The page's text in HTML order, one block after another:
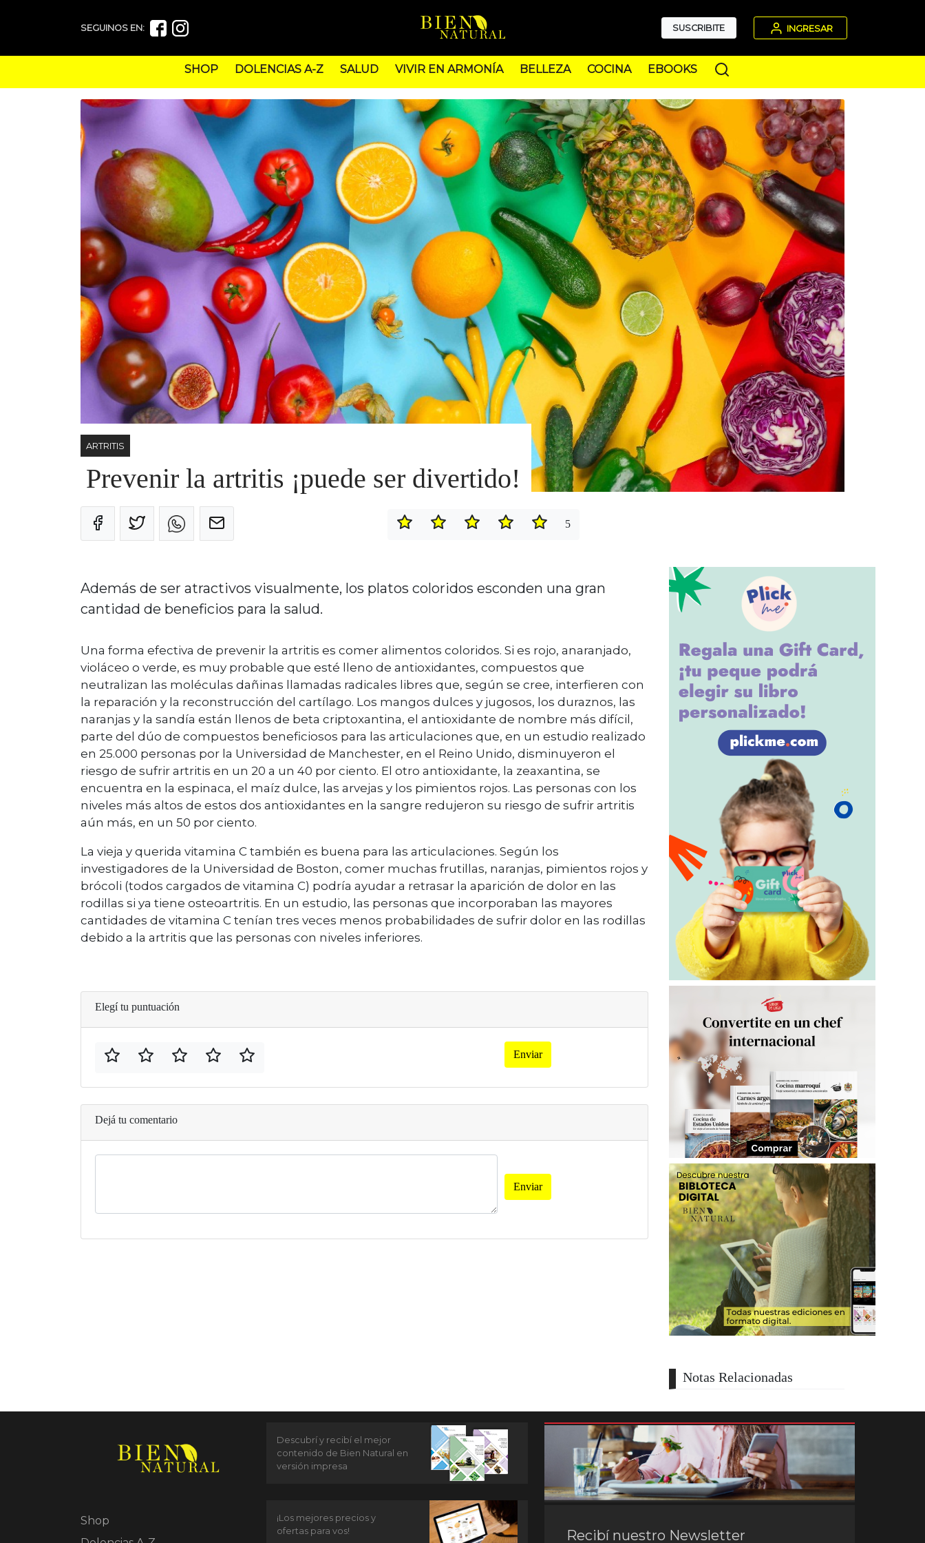
SEGUINOS EN: SUSCRIBITE INGRESAR
SHOP DOLENCIAS A-Z SALUD VIVIR EN ARMONÍA BELLEZA COCINA EBOOKS
ARTRITIS
Prevenir la artritis ¡puede ser divertido!
5
Además de ser atractivos visualmente, los platos coloridos esconden una gran
cantidad de beneficios para la salud.
Una forma efectiva de prevenir la artritis es comer alimentos coloridos. Si es rojo, anaranjado,
violáceo o verde, es muy probable que esté lleno de antioxidantes, compuestos que
neutralizan las moléculas dañinas llamadas radicales libres que, según se cree, interfieren con
la reparación y la reconstrucción del cartílago. Los mangos dulces y jugosos, los duraznos, las
naranjas y la sandía están llenos de beta criptoxantina, el antioxidante de nombre más difícil,
parte del dúo de compuestos beneficiosos para las articulaciones que, en un estudio realizado
en 25.000 personas por la Universidad de Manchester, en el Reino Unido, disminuyeron el
riesgo de sufrir artritis en un 20 a un 40 por ciento. El otro antioxidante, la zeaxantina, se
encuentra en la espinaca, el maíz dulce, las arvejas y los pimientos rojos. Las personas con los
niveles más altos de estos dos antioxidantes en la sangre redujeron su riesgo de sufrir artritis
aún más, en un 50 por ciento.
La vieja y querida vitamina C también es buena para las articulaciones. Según los
investigadores de la Universidad de Boston, comer muchas frutillas, naranjas, pimientos rojos y
brócoli (todos cargados de vitamina C) podría ayudar a retrasar la aparición de dolor en las
rodillas si ya tiene osteoartritis. En un estudio, las personas que incorporaban las mayores
cantidades de vitamina C tenían tres veces menos probabilidades de sufrir dolor en las rodillas
debido a la artritis que las personas con niveles inferiores.
Elegí tu puntuación
Enviar
Dejá tu comentario
Enviar
Notas Relacionadas
Shop
Descubrí y recibí el mejor
contenido de Bien Natural en
versión impresa
¡Los mejores precios y
ofertas para vos!
Recibí nuestro Newsletter